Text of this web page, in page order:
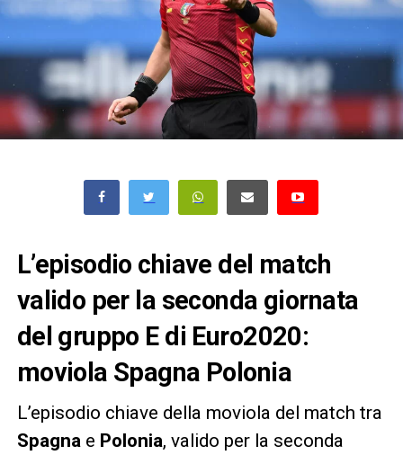
L’episodio chiave del match
valido per la seconda giornata
del gruppo E di Euro2020:
moviola Spagna Polonia
L’episodio chiave della moviola del match tra
Spagna e Polonia, valido per la seconda